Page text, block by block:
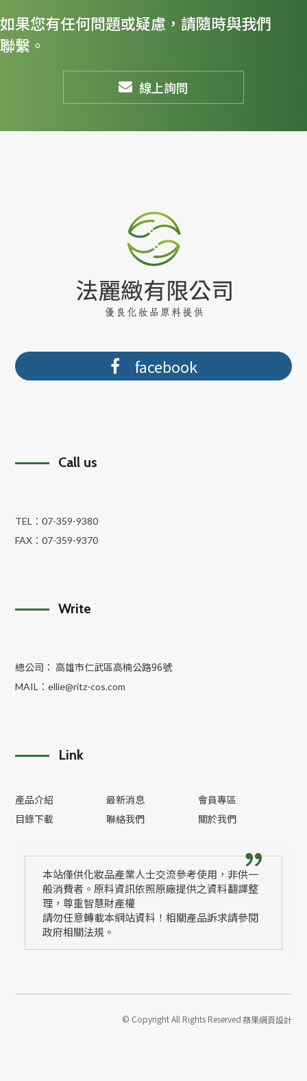
如果您有任何問題或疑慮，請隨時與我們
聯繫。
線上詢問
facebook
Call us
TEL：07-359-9380
FAX：07-359-9370
Write
總公司： 高雄市仁武區高楠公路96號
MAIL：ellie@ritz-cos.com
Link
產品介紹 最新消息
會員專區
目錄下載
聯絡我們 關於我們
本站僅供化妝品產業人士交流參考使用，非供一
般消費者。原料資訊依照原廠提供之資料翻譯整
理，尊重智慧財產權
請勿任意轉載本網站資料！相關產品訴求請參閱
政府相關法規。
© Copyright All Rights Reserved蘋果網頁設計